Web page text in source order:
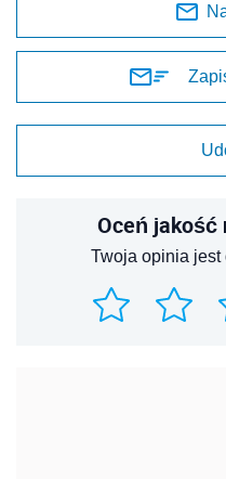
Oceń jakość
Twoja opinia jest